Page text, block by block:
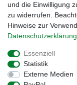
Impressum
und die Einwilligung
zu widerrufen.
Hinweise zur
Daten­schutz­erklärung
Essenziell
Statistik
Externe Medien